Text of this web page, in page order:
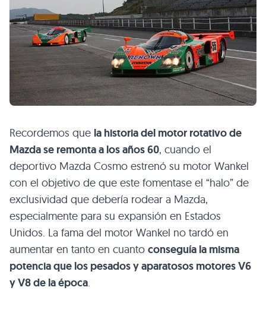
Recordemos que la historia del motor rotativo de
Mazda se remonta a los años 60, cuando el
deportivo Mazda Cosmo estrenó su motor Wankel
con el objetivo de que este fomentase el “halo” de
exclusividad que debería rodear a Mazda,
especialmente para su expansión en Estados
Unidos. La fama del motor Wankel no tardó en
aumentar en tanto en cuanto conseguía la misma
potencia que los pesados y aparatosos motores V6
y V8 de la época.